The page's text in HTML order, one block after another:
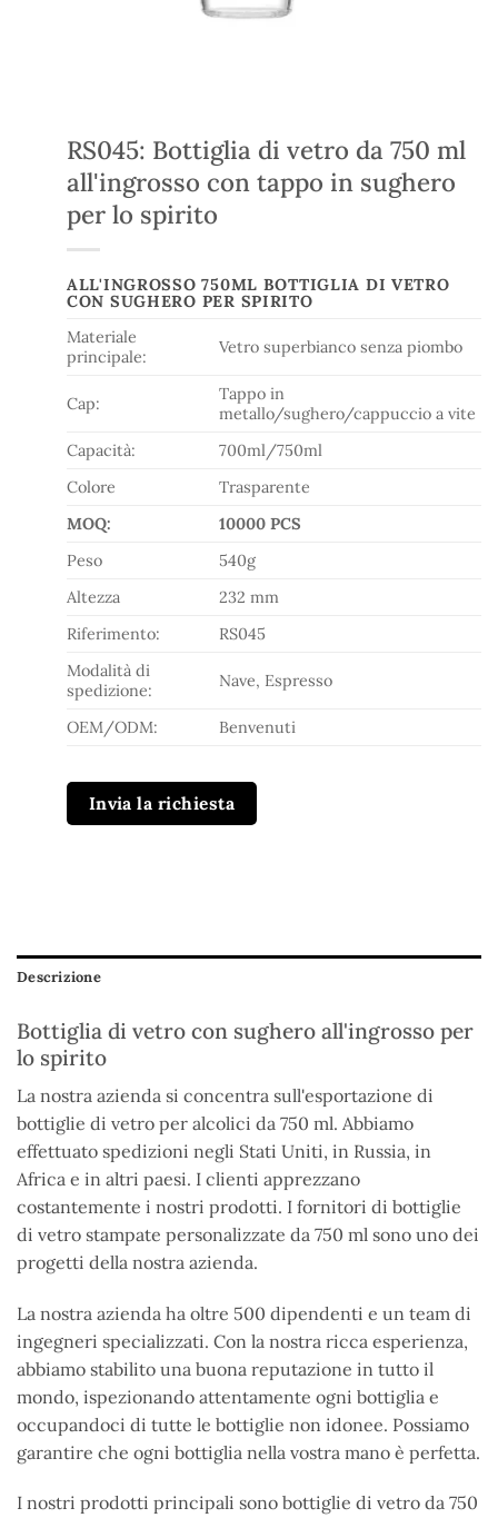
RS045: Bottiglia di vetro da 750 ml
all'ingrosso con tappo in sughero
per lo spirito
ALL'INGROSSO 750ML BOTTIGLIA DI VETRO
CON SUGHERO PER SPIRITO
Materiale
principale:
Vetro superbianco senza piombo
Cap:
Tappo in
metallo/sughero/cappuccio a vite
Capacità:
700ml/750ml
Colore
Trasparente
MOQ:
10000 PCS
Peso
540g
Altezza
232 mm
Riferimento:
RS045
Modalità di
spedizione:
Nave, Espresso
OEM/ODM: Benvenuti
Invia la richiesta
Descrizione
Bottiglia di vetro con sughero all'ingrosso per
lo spirito
La nostra azienda si concentra sull'esportazione di
bottiglie di vetro per alcolici da 750 ml. Abbiamo
effettuato spedizioni negli Stati Uniti, in Russia, in
Africa e in altri paesi. I clienti apprezzano
costantemente i nostri prodotti. I fornitori di bottiglie
di vetro stampate personalizzate da 750 ml sono uno dei
progetti della nostra azienda.
La nostra azienda ha oltre 500 dipendenti e un team di
ingegneri specializzati. Con la nostra ricca esperienza,
abbiamo stabilito una buona reputazione in tutto il
mondo, ispezionando attentamente ogni bottiglia e
occupandoci di tutte le bottiglie non idonee. Possiamo
garantire che ogni bottiglia nella vostra mano è perfetta.
I nostri prodotti principali sono bottiglie di vetro da 750